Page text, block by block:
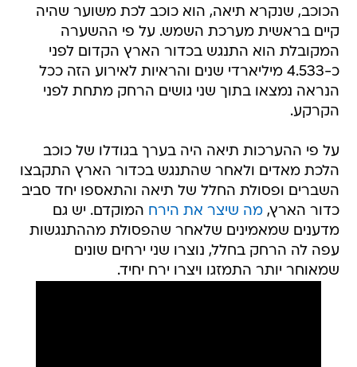
הכוכב, שנקרא תיאה, הוא כוכב לכת משוער שהיה
קיים בראשית מערכת השמש. על פי ההשערה
המקובלת הוא התנגש בכדור הארץ הקדום לפני
כ-4.533 מיליארדי שנים והראיות לאירוע הזה ככל
הנראה נמצאו בתוך שני גושים הרחק מתחת לפני
הקרקע.
על פי ההערכות תיאה היה בערך בגודלו של כוכב
הלכת מאדים ולאחר שהתנגש בכדור הארץ התקבצו
השברים ופסולת החלל של תיאה והתאספו יחד סביב
כדור הארץ,מה שיצר את הירח המוקדם. יש גם
מדענים שמאמינים שלאחר שהפסולת מההתנגשות
עפה לה הרחק בחלל, נוצרו שני ירחים שונים
שמאוחר יותר התמזגו ויצרו ירח יחיד.